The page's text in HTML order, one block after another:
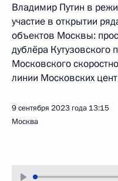
Владимир Путин в
участие в открытии
объектов Москвы:
дублёра Кутузовского
Московского
линии Московских
9 сентября 2023 года 13:15
Москва